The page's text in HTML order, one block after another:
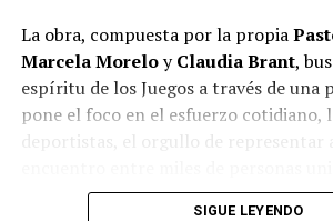
La obra, compuesta por la propia
Marcela MoreloyClaudia Brant,
espíritu de los Juegos a través de una
pone el foco en el esfuerzo cotidiano,
deportistas, el orgullo de representar
misma pasión.
SIGUE LEYENDO